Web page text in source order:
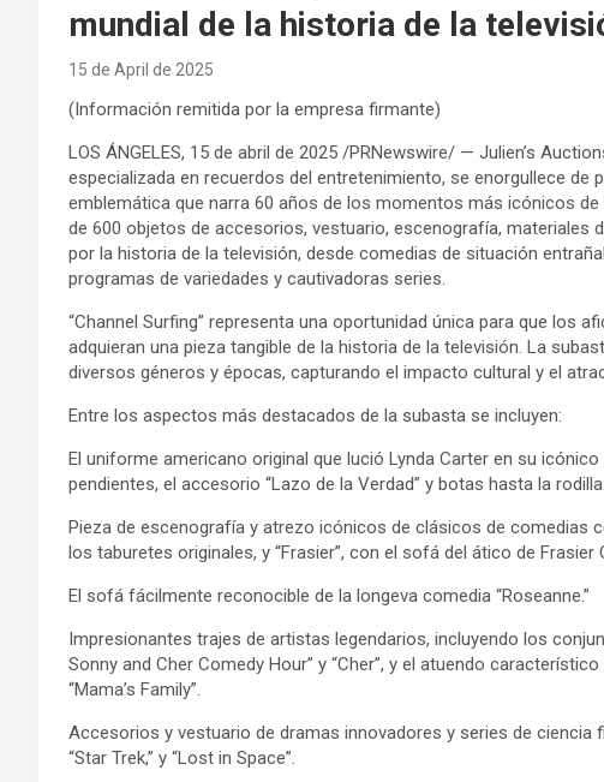
mundial de la historia de la
15 de April de 2025
(Información remitida por la empresa firmante)
LOS ÁNGELES, 15 de abril de 2025 /PRNewswire/ — Julien’s
especializada en recuerdos del entretenimiento, se enorgullece de
emblemática que narra 60 años de los momentos más icónicos
de 600 objetos de accesorios, vestuario, escenografía,
por la historia de la televisión, desde comedias de situación
programas de variedades y cautivadoras series.
“Channel Surfing” representa una oportunidad única para que los
adquieran una pieza tangible de la historia de la televisión. La
diversos géneros y épocas, capturando el impacto cultural y el
Entre los aspectos más destacados de la subasta se incluyen:
El uniforme americano original que lució Lynda Carter en su
pendientes, el accesorio “Lazo de la Verdad” y botas hasta la rodilla.
Pieza de escenografía y atrezo icónicos de clásicos de comedias
los taburetes originales, y “Frasier”, con el sofá del ático de
El sofá fácilmente reconocible de la longeva comedia “Roseanne.”
Impresionantes trajes de artistas legendarios, incluyendo los
Sonny and Cher Comedy Hour” y “Cher”, y el atuendo
“Mama’s Family”.
Accesorios y vestuario de dramas innovadores y series de ciencia
“Star Trek,” y “Lost in Space”.